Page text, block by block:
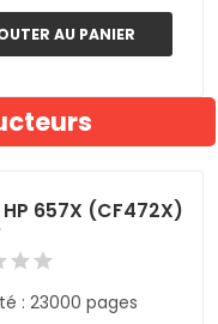
AU PANIER
657X (CF472X)
: 23000 pages